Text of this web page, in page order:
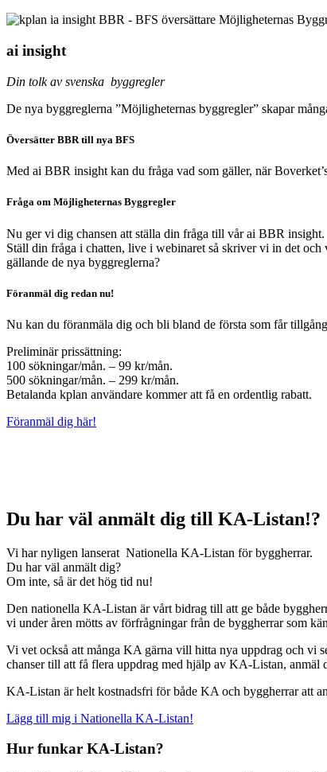
ai insight
Din tolk av svenska byggregler
De nya byggreglerna ”Möjligheternas byggregler” skapar
Översätter BBR till nya BFS
Med ai BBR insight kan du fråga vad som gäller, när
Fråga om Möjligheternas Byggregler
Nu ger vi dig chansen att ställa din fråga till vår ai BBR insight.
Ställ din fråga i chatten, live i webinaret så skriver vi in det
gällande de nya byggreglerna?
Föranmäl dig redan nu!
Nu kan du föranmäla dig och bli bland de första som får
Preliminär prissättning:
100 sökningar/mån. – 99 kr/mån.
500 sökningar/mån. – 299 kr/mån.
Betalanda kplan användare kommer att få en ordentlig rabatt.
Föranmäl dig här!
Du har väl anmält dig till KA-Listan!?
Vi har nyligen lanserat Nationella KA-Listan för byggherrar.
Du har väl anmält dig?
Om inte, så är det hög tid nu!
Den nationella KA-Listan är vårt bidrag till att ge både
vi under åren mötts av förfrågningar från de byggherrar som
Vi vet också att många KA gärna vill hitta nya uppdrag och vi
chanser till att få flera uppdrag med hjälp av KA-Listan, anmäl
KA-Listan är helt kostnadsfri för både KA och byggherrar att
Lägg till mig i Nationella KA-Listan!
Hur funkar KA-Listan?